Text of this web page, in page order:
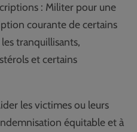
: Militer pour une
courante de certains
tranquillisants,
et certains
les victimes ou leurs
équitable et à